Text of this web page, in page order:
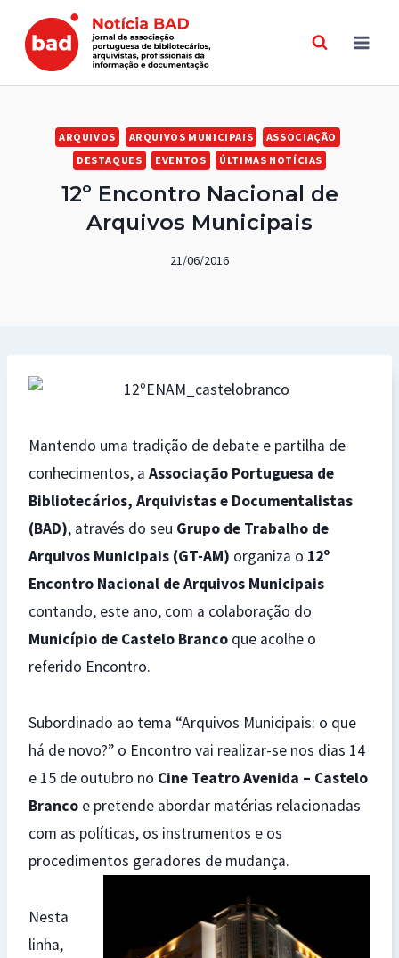
content
ARQUIVOS ARQUIVOS MUNICIPAIS
ASSOCIAÇÃO
DESTAQUES
EVENTOS ÚLTIMAS NOTÍCIAS
12º Encontro Nacional de
Arquivos Municipais
21/06/2016
Mantendo uma tradição de debate e partilha de
conhecimentos, a Associação Portuguesa de
Bibliotecários, Arquivistas e Documentalistas
(BAD), através do seu Grupo de Trabalho de
Arquivos Municipais (GT-AM) organiza o 12º
Encontro Nacional de Arquivos Municipais
contando, este ano, com a colaboração do
Município de Castelo Branco que acolhe o
referido Encontro.
Subordinado ao tema “Arquivos Municipais: o que
há de novo?” o Encontro vai realizar-se nos dias 14
e 15 de outubro no Cine Teatro Avenida – Castelo
Branco e pretende abordar matérias relacionadas
com as políticas, os instrumentos e os
procedimentos geradores de mudança.
Nesta
linha,